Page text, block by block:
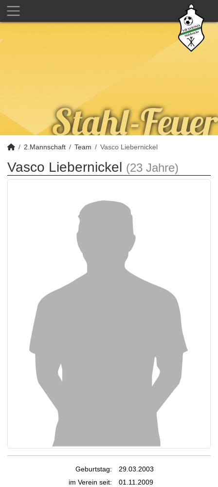
2.Mannschaft Team Vasco Liebernickel
Vasco Liebernickel (23 Jahre)
Geburtstag:
29.03.2003
im Verein seit:
01.11.2009